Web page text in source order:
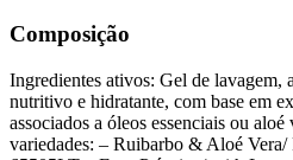
Composição
Ingredientes ativos: Gel de lavagem,
nutritivo e hidratante, com base em
associados a óleos essenciais ou
variedades: – Ruibarbo & Aloé